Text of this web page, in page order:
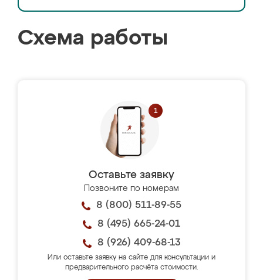
Схема работы
Оставьте заявку
Позвоните по номерам
8 (800) 511-89-55
8 (495) 665-24-01
8 (926) 409-68-13
Или оставьте заявку на сайте для консультации и
предварительного расчёта стоимости.